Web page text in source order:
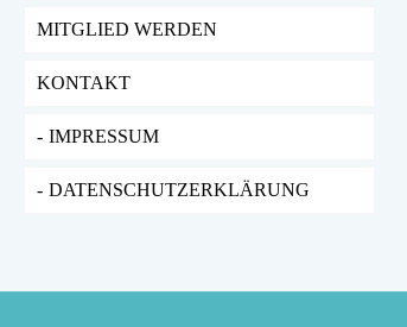
MITGLIED WERDEN
KONTAKT
IMPRESSUM
DATENSCHUTZERKLÄRUNG